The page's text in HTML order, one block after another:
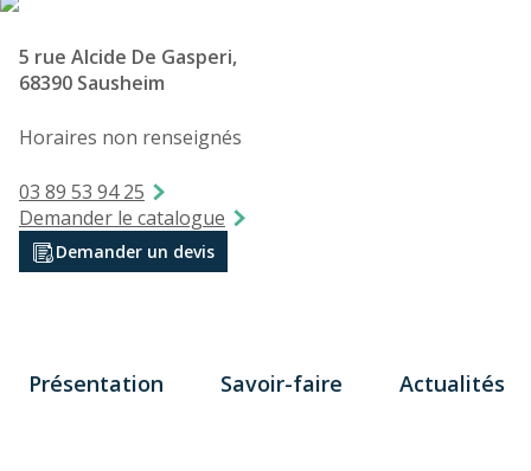
5 rue Alcide De Gasperi,
68390 Sausheim
Horaires non renseignés
03 89 53 94 25
Demander le catalogue
Demander un devis
Présentation Savoir-faire Actualités